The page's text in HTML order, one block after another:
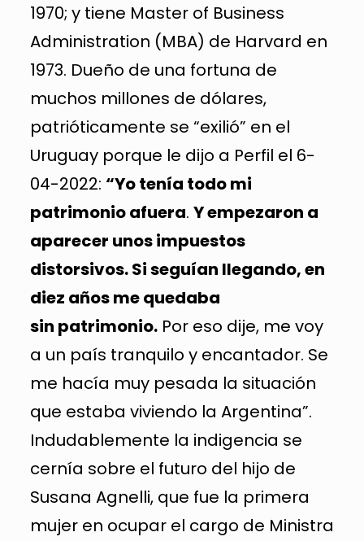
1970; y tiene Master of Business
Administration (MBA) de Harvard en
1973. Dueño de una fortuna de
muchos millones de dólares,
patrióticamente se “exilió” en el
Uruguay porque le dijo a Perfil el 6-
04-2022: “Yo tenía todo mi
patrimonio afuera. Y empezaron a
aparecer unos impuestos
distorsivos. Si seguían llegando, en
diez años me quedaba
sin patrimonio.Por eso dije, me voy
a un país tranquilo y encantador. Se
me hacía muy pesada la situación
que estaba viviendo la Argentina”.
Indudablemente la indigencia se
cernía sobre el futuro del hijo de
Susana Agnelli, que fue la primera
mujer en ocupar el cargo de Ministra